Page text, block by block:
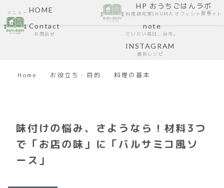
HOME HP おうちごはんラボ
料理研究家SHUMA オフィシャルサイト
Contact
お問合せ
note
だいたい毎日、台所。
INSTAGRAM
最新レシピ
Home お役立ち・目的 料理の基本
味付けの悩み、さようなら！材料3つ
で「お店の味」に「バルサミコ風ソ
ース」
メニュー 検索